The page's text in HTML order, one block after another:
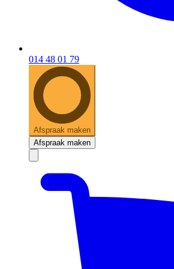
014 48 01 79
Afspraak maken
Afspraak maken